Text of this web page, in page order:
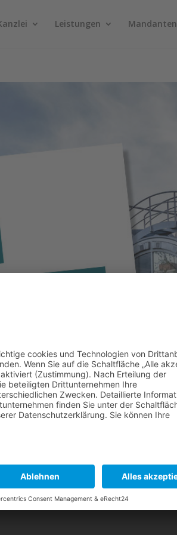
Leistungen Mandanten
News Bereich zur Verfügung. Schwerpunkte
Geburtstagsfeier als Einnahme